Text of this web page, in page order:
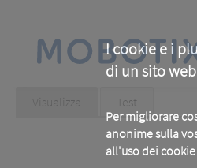
I cookie e i
di un sito
Per migliorare
anonime sulla
all'uso dei
content
Primary
Visualizza Test